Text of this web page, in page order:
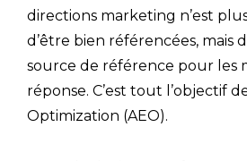
directions marketing n’est
d’être bien référencées, mais
source de référence pour les
réponse. C’est tout l’objectif
Optimization (AEO).